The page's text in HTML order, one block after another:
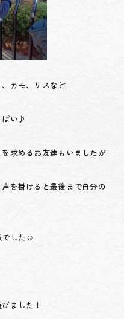
カモ、リスなど
ぱい♪
求めるお友達もいましたが
を掛けると最後まで自分の
でした☺
ました！